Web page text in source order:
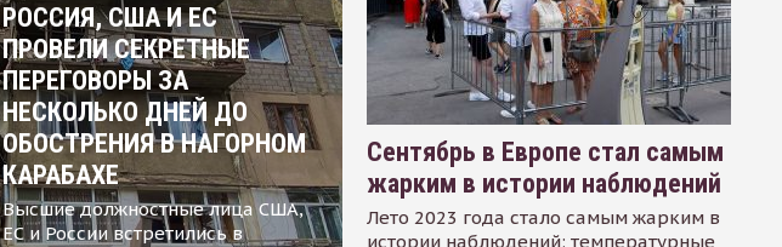
РОССИЯ, США И ЕС
ПРОВЕЛИ СЕКРЕТНЫЕ
ПЕРЕГОВОРЫ ЗА
НЕСКОЛЬКО ДНЕЙ ДО
ОБОСТРЕНИЯ В НАГОРНОМ
КАРАБАХЕ
Высшие должностные лица США,
ЕС и России встретились в
Сентябрь в Европе стал самым
жарким в истории наблюдений
Лето 2023 года стало самым жарким в
истории наблюдений: температурные